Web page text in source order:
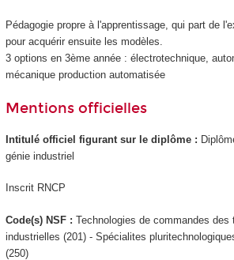
Pédagogie propre à l'apprentissage, qui part de
pour acquérir ensuite les modèles.
3 options en 3ème année : électrotechnique,
mécanique production automatisée
Mentions officielles
Intitulé officiel figurant sur le diplôme :
génie industriel
Inscrit RNCP
Code(s) NSF : Technologies de commandes des
industrielles (201) - Spécialites
(250)